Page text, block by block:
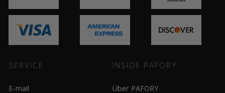
SERVICE
E-mail
INSIDE PAFORY
Über PAFORY